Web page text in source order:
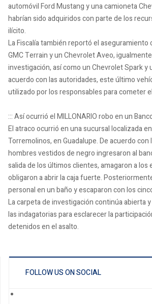
automóvil Ford Mustang y una camioneta
habrían sido adquiridos con parte de los
ilícito.
La Fiscalía también reportó el aseguramiento
GMC Terrain y un Chevrolet Aveo,
investigación, así como un Chevrolet Spark y
acuerdo con las autoridades, este último
utilizado por los responsables para cometer
::: Así ocurrió el MILLONARIO robo en un
El atraco ocurrió en una sucursal localizada
Torremolinos, en Guadalupe. De acuerdo con
hombres vestidos de negro ingresaron al
salida de los últimos clientes, amagaron a los
obligaron a abrir la caja fuerte.
personal en un baño y escaparon con los
La carpeta de investigación continúa abierta
las indagatorias para esclarecer la
detenidos en el asalto.
FOLLOW US ON SOCIAL